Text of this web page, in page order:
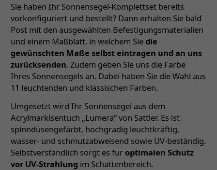
Sie haben Ihr Sonnensegel-Komplettset bereits
vorkonfiguriert und bestellt? Dann erhalten Sie bald
Post mit den ausgewählten Befestigungsmaterialien
und einem Maßblatt, in welchem Siedie
gewünschten Maße selbst eintragen und an uns
zurücksenden. Zudem geben Sie uns die Farbe
Ihres Sonnensegels an. Dabei haben Sie die Wahl aus
11 leuchtenden und klassischen Farben.
Umgesetzt wird Ihr Sonnensegel aus dem
Acrylmarkisentuch „Lumera“ von Sattler. Es ist
spinndüsengefärbt, hochgradig leuchtkräftig,
wasser- und schmutzabweisend sowie UV-beständig.
Selbstverständlich sorgt es füroptimalen Schutz
vor UV-Strahlung im Schattenbereich.